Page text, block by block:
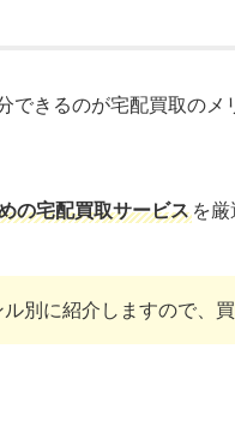
できるのが宅配買取の
の宅配買取サービス を
ル別に紹介しますので、